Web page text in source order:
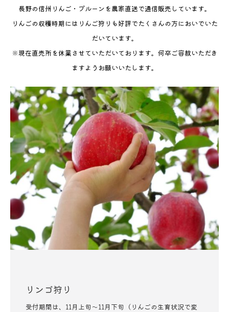
長野の信州りんご・プルーンを農家直送で通信販売しています。
りんごの収穫時期にはりんご狩りも好評でたくさんの方においでいた
だいています。
※現在直売所を休業させていただいております。何卒ご容赦いただき
ますようお願いいたします。
リンゴ狩り
受付期間は、11月上旬～11月下旬（りんごの生育状況で変